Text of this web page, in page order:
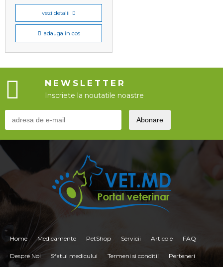
vezi detalii
adauga in cos
NEWSLETTER
Inscriete la noutatile noastre
Home Medicamente PetShop Servicii Articole FAQ
Despre Noi Sfatul medicului Termeni si conditii Perteneri